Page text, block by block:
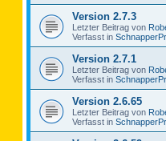
Version 2.7.3
Letzter Beitrag von
Verfasst in
Version 2.7.1
Letzter Beitrag von
Verfasst in
Version 2.6.65
Letzter Beitrag von
Verfasst in